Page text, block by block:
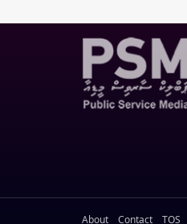
About Contact TOS